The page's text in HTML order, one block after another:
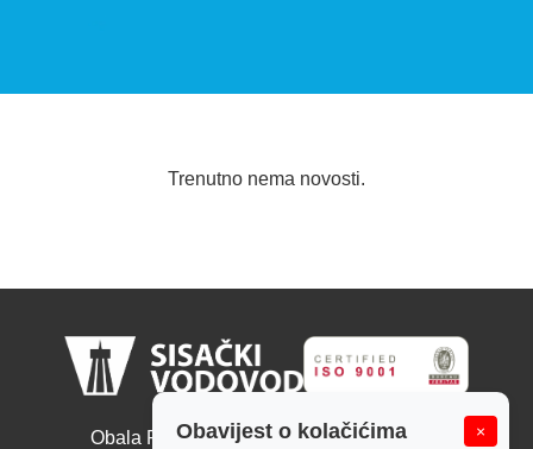
Obavijest o kolačićima ×
Trenutno nema novosti.
Obala Ruđera Boškovića 10, 44000 Sisak